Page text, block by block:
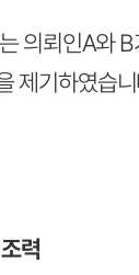
의뢰인A와
제기하였습
력